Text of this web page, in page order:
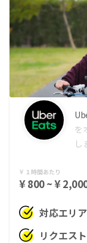
を
し
１時間あたり
¥ 800 ~ ¥
対応エリ
リクエス